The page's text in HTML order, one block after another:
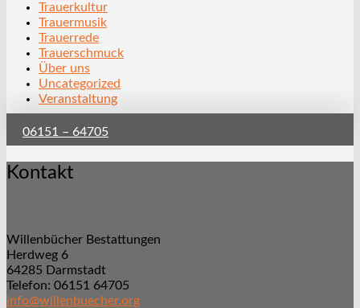
Trauerkultur
Trauermusik
Trauerrede
Trauerschmuck
Über uns
Uncategorized
Veranstaltung
06151 – 64705
Kontakt
Willenbücher Bestattungen
Herdweg 6
64285 Darmstadt
Telefon: 06151 64705
info@willenbuecher.org